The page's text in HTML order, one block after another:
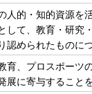
人的・知的資源を
して、教育・研究
認められたものに
育、プロスポーツ
展に寄与すること